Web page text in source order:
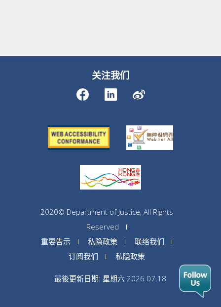
关注我们
2020© Department of Justice, All Rights
Reserved
重要告示
私隐政策
联络我们
订阅我们
私隐政策
最後更新日期: 星期六 2026.07.18